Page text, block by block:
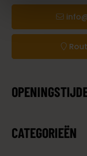
CATEGORIEËN